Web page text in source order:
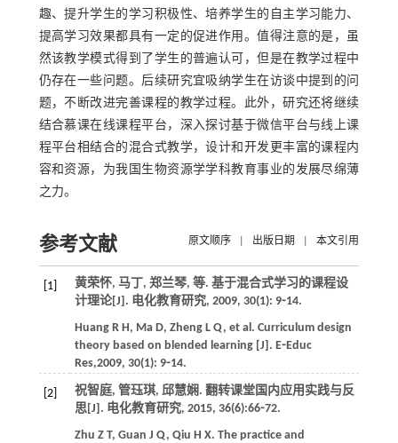
趣、提升学生的学习积极性、培养学生的自主学习能力、
提高学习效果都具有一定的促进作用。值得注意的是，虽
然该教学模式得到了学生的普遍认可，但是在教学过程中
仍存在一些问题。后续研究宜吸纳学生在访谈中提到的问
题，不断改进完善课程的教学过程。此外，研究还将继续
结合慕课在线课程平台，深入探讨基于微信平台与线上课
程平台相结合的混合式教学，设计和开发更丰富的课程内
容和资源，为我国生物资源学学科教育事业的发展尽绵薄
之力。
参考文献 原文顺序 出版日期 本文引用
[1] 黄荣怀, 马丁, 郑兰琴, 等. 基于混合式学习的课程设
计理论[J]. 电化教育研究, 2009, 30(1): 9⁃14.
Huang R H, Ma D, Zheng L Q, et al . Curriculum design
theory based on blended learning [J]. E⁃Educ
Res,2009, 30(1): 9⁃14.
[2]
祝智庭, 管珏琪, 邱慧娴. 翻转课堂国内应用实践与反
思[J]. 电化教育研究, 2015, 36(6):66⁃72.
Zhu Z T, Guan J Q, Qiu H X. The practice and